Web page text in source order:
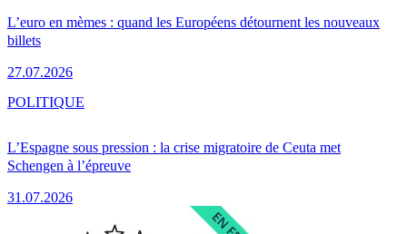
L’euro en mèmes : quand les Européens détournent les nouveaux
billets
27.07.2026
L’Espagne sous pression : la crise migratoire de Ceuta met
Schengen à l’épreuve
31.07.2026
POLITIQUE